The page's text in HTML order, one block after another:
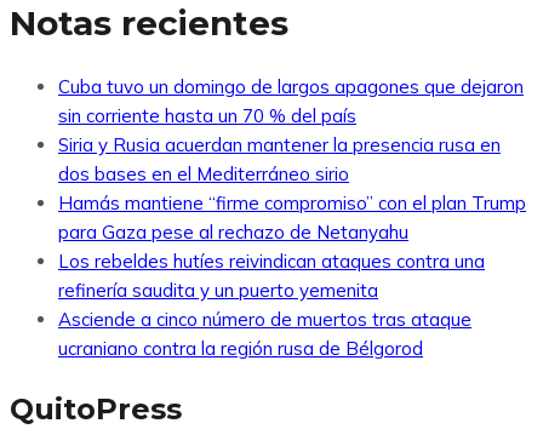
Notas recientes
Cuba tuvo un domingo de largos apagones que dejaron
sin corriente hasta un 70 % del país
Siria y Rusia acuerdan mantener la presencia rusa en
dos bases en el Mediterráneo sirio
Hamás mantiene “firme compromiso” con el plan Trump
para Gaza pese al rechazo de Netanyahu
Los rebeldes hutíes reivindican ataques contra una
refinería saudita y un puerto yemenita
Asciende a cinco número de muertos tras ataque
ucraniano contra la región rusa de Bélgorod
QuitoPress